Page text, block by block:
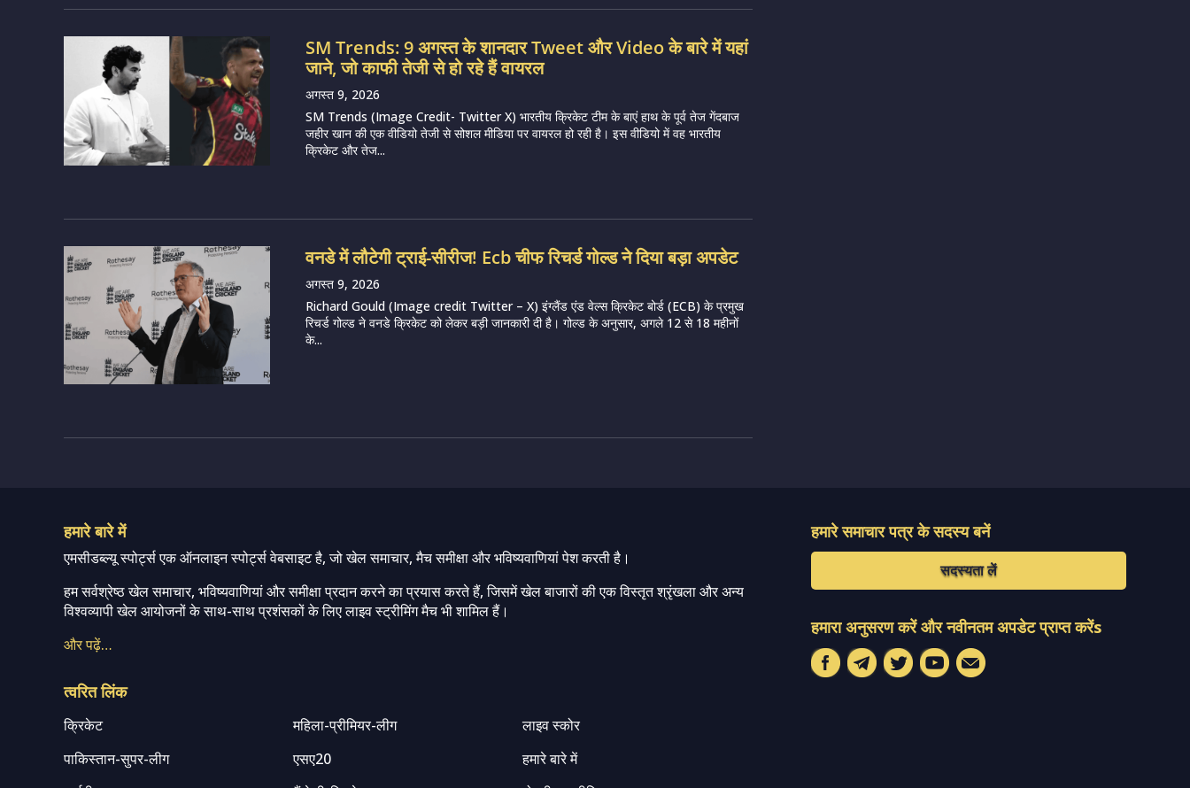
SM Trends: 9 अगस्त के शानदार Tweet और Video के बारे में यहां
जाने, जो काफी तेजी से हो रहे हैं वायरल
अगस्त 9, 2026
SM Trends (Image Credit- Twitter X) भारतीय क्रिकेट टीम के बाएं हाथ के पूर्व तेज गेंदबाज
जहीर खान की एक वीडियो तेजी से सोशल मीडिया पर वायरल हो रही है। इस वीडियो में वह भारतीय
क्रिकेट और तेज...
वनडे में लौटेगी ट्राई-सीरीज! Ecb चीफ रिचर्ड गोल्ड ने दिया बड़ा अपडेट
अगस्त 9, 2026
Richard Gould (Image credit Twitter – X) इंग्लैंड एंड वेल्स क्रिकेट बोर्ड (ECB) के प्रमुख
रिचर्ड गोल्ड ने वनडे क्रिकेट को लेकर बड़ी जानकारी दी है। गोल्ड के अनुसार, अगले 12 से 18 महीनों
के...
हमारे बारे में
एमसीडब्ल्यू स्पोर्ट्स एक ऑनलाइन स्पोर्ट्स वेबसाइट है, जो खेल समाचार, मैच समीक्षा और भविष्यवाणियां पेश करती है।
हम सर्वश्रेष्ठ खेल समाचार, भविष्यवाणियां और समीक्षा प्रदान करने का प्रयास करते हैं, जिसमें खेल बाजारों की एक विस्तृत श्रृंखला और अन्य
विश्वव्यापी खेल आयोजनों के साथ-साथ प्रशंसकों के लिए लाइव स्ट्रीमिंग मैच भी शामिल हैं।
और पढ़ें…
त्वरित लिंक
क्रिकेट महिला-प्रीमियर-लीग
लाइव स्कोर
पाकिस्तान-सुपर-लीग
एसए20
हमारे बारे में
हमारे समाचार पत्र के सदस्य बनें
सदस्यता लें
हमारा अनुसरण करें और नवीनतम अपडेट प्राप्त करेंs